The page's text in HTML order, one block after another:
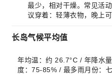
最少，相对干燥。常见活
议穿着：轻薄衣物，晚上
长岛气候平均值
年均温：约 26.7°C / 年降水
度：75-85% / 最多雨月份：